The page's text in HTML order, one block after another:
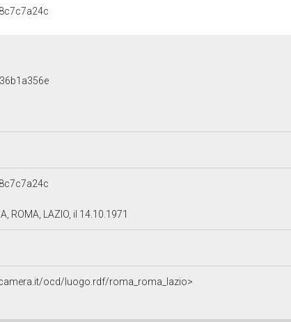
ROMA, LAZIO, il 14.10.1971
ocd/luogo.rdf/roma_roma_lazio>